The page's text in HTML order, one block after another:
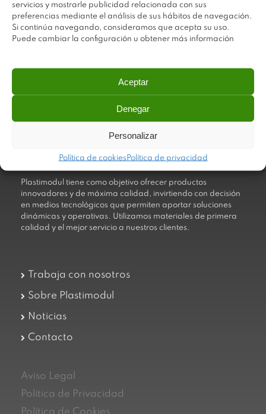
servicios y mostrarle publicidad relacionada con sus
preferencias mediante el análisis de sus hábitos de navegación.
Si continúa navegando, consideramos que acepta su uso.
Puede cambiar la configuración u obtener más información
Aceptar
Denegar
Personalizar
Política de cookies Política de privacidad
Plastimodul tiene como objetivo ofrecer productos
innovadores y de máxima calidad, invirtiendo con decisión
en medios tecnológicos que permiten aportar soluciones
dinámicas y operativas. Utilizamos materiales de primera
calidad y el mejor servicio a nuestros clientes.
Trabaja con nosotros
Sobre Plastimodul
Noticias
Contacto
Aviso Legal
Política de Privacidad
Política de Cookies